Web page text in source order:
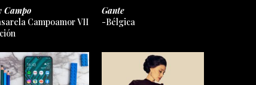
Campoamor VII
-Bélgica